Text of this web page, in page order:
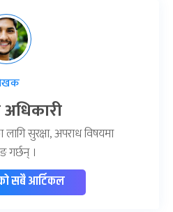
सुरक्षा, अपराध विषयमा
गर्छन् ।
सबै आर्टिकल